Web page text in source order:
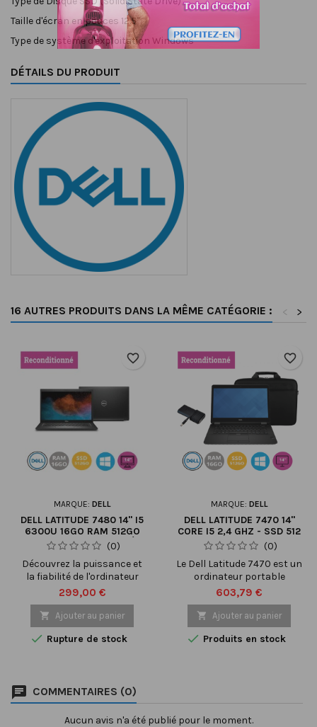
Taille d'écran en pouces 12.5"
Type de système d'exploitation Windows
DÉTAILS DU PRODUIT
16 AUTRES PRODUITS DANS LA MÊME CATÉGORIE : >
<
MARQUE: DELL
DELL LATITUDE 7480 14" I5
6300U 16GO RAM 512GO
SSD - RECONDITIONNÉ
(0)
Découvrez la puissance et
la fiabilité de l'ordinateur
portable DELL Latitude
7480, désormais disponible
sur notre marketplace dans
sa version reconditionnée.
Avec un équilibre parfait
besoins professionnels ou
personnels les plus
exigeants. Doté d'un
Prix
299,00 €
 Ajouter au panier
 Rupture de stock
favorite_border
MARQUE: DELL
DELL LATITUDE 7470 14"
CORE I5 2,4 GHZ - SSD 512
GO - 16 GO AZERTY -
FRANÇAIS
(0)
Le Dell Latitude 7470 est un
ordinateur portable
professionnel haut de
gamme offrant des
performances de pointe et
une grande polyvalence
pour répondre à tous vos
de 16 Go de mémoire vive
DDR4, cet ordinateur
Prix
603,79 €
 Ajouter au panier
 Produits en stock
favorite_border
COMMENTAIRES (0)
Aucun avis n'a été publié pour le moment.